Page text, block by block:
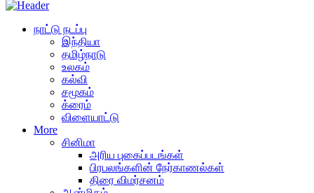
நாட்டு நடப்பு
இந்தியா
தமிழ்நாடு
உலகம்
கல்வி
சமூகம்
க்ரைம்
விளையாட்டு
More
சினிமா
அரிய புகைப்படங்கள்
பிரபலங்களின் நேர்காணல்கள்
திரை விமர்சனம்